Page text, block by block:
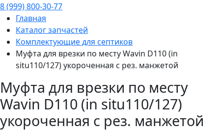
8 (999) 800-30-77
Главная
Каталог запчастей
Комплектующие для септиков
Муфта для врезки по месту Wavin D110 (in
situ110/127) укороченная с рез. манжетой
Муфта для врезки по месту
Wavin D110 (in situ110/127)
укороченная с рез. манжетой